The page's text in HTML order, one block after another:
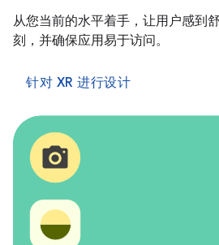
从您当前的水平着手，让用户感到
刻，并确保应用易于访问。
针对 XR 进行设计